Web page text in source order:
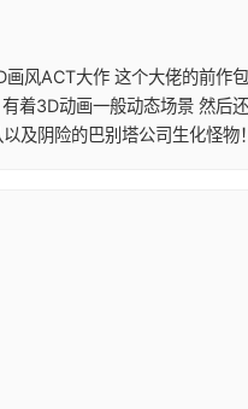
风ACT大作 这个大佬的前作
着3D动画一般动态场景 然
及阴险的巴别塔公司生化怪